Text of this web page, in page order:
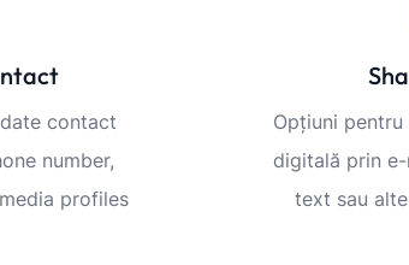
contact
number,
profiles
Opțiuni
digitală prin
text sau